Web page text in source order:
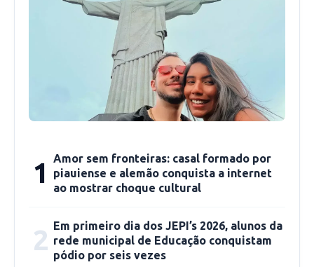
municipal, o empresariado, a mídia, Legislativo
e Judiciário. Não é o momento de buscar
culpados. Temos que buscar imunizar a
população e aumentar a assistência aos
hospitais nas formas de combater essa
pandemia”, afirmou.
1
Amor sem fronteiras: casal formado por
piauiense e alemão conquista a internet
ao mostrar choque cultural
2 Em primeiro dia dos JEPI’s 2026, alunos da
rede municipal de Educação conquistam
pódio por seis vezes